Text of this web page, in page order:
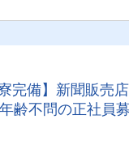
完備】新聞販売
齢不問の正社員募